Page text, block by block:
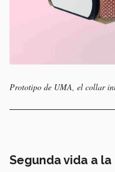
Prototipo de UMA, el collar
Segunda vida a